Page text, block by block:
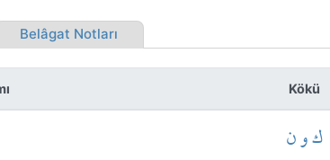
Belâgat Notları
Kökü
ك و ن